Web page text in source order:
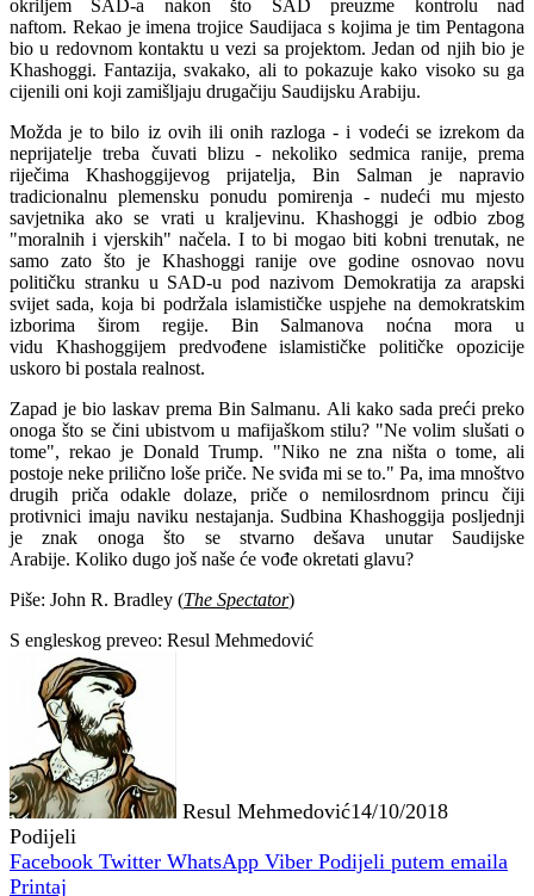
okriljem SAD-a nakon što SAD preuzme kontrolu nad
naftom. Rekao je imena trojice Saudijaca s kojima je tim Pentagona
bio u redovnom kontaktu u vezi sa projektom. Jedan od njih bio je
Khashoggi. Fantazija, svakako, ali to pokazuje kako visoko su ga
cijenili oni koji zamišljaju drugačiju Saudijsku Arabiju.
Možda je to bilo iz ovih ili onih razloga - i vodeći se izrekom da
neprijatelje treba čuvati blizu - nekoliko sedmica ranije, prema
riječima Khashoggijevog prijatelja, Bin Salman je napravio
tradicionalnu plemensku ponudu pomirenja - nudeći mu mjesto
savjetnika ako se vrati u kraljevinu. Khashoggi je odbio zbog
"moralnih i vjerskih" načela. I to bi mogao biti kobni trenutak, ne
samo zato što je Khashoggi ranije ove godine osnovao novu
političku stranku u SAD-u pod nazivom Demokratija za arapski
svijet sada, koja bi podržala islamističke uspjehe na demokratskim
izborima širom regije. Bin Salmanova noćna mora u
vidu Khashoggijem predvođene islamističke političke opozicije
uskoro bi postala realnost.
Zapad je bio laskav prema Bin Salmanu. Ali kako sada preći preko
onoga što se čini ubistvom u mafijaškom stilu? "Ne volim slušati o
tome", rekao je Donald Trump. "Niko ne zna ništa o tome, ali
postoje neke prilično loše priče. Ne sviđa mi se to." Pa, ima mnoštvo
drugih priča odakle dolaze, priče o nemilosrdnom princu čiji
protivnici imaju naviku nestajanja. Sudbina Khashoggija posljednji
je znak onoga što se stvarno dešava unutar Saudijske
Arabije. Koliko dugo još naše će vođe okretati glavu?
Piše: John R. Bradley (The Spectator)
S engleskog preveo: Resul Mehmedović
Resul Mehmedović14/10/2018
Podijeli
Facebook Twitter WhatsApp Viber Podijeli putem emaila
Printaj